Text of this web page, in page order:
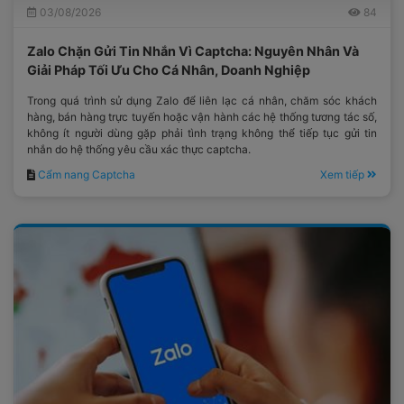
03/08/2026 84
Zalo Chặn Gửi Tin Nhắn Vì Captcha: Nguyên Nhân Và
Giải Pháp Tối Ưu Cho Cá Nhân, Doanh Nghiệp
Trong quá trình sử dụng Zalo để liên lạc cá nhân, chăm sóc khách
hàng, bán hàng trực tuyến hoặc vận hành các hệ thống tương tác số,
không ít người dùng gặp phải tình trạng không thể tiếp tục gửi tin
nhắn do hệ thống yêu cầu xác thực captcha.
Cẩm nang Captcha
Xem tiếp